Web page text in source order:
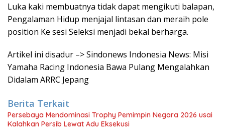
Luka kaki membuatnya tidak dapat mengikuti balapan,
Pengalaman Hidup menjajal lintasan dan meraih pole
position Ke sesi Seleksi menjadi bekal berharga.
Artikel ini disadur –> Sindonews Indonesia News: Misi
Yamaha Racing Indonesia Bawa Pulang Mengalahkan
Didalam ARRC Jepang
Berita Terkait
Persebaya Mendominasi Trophy Pemimpin Negara 2026 usai
Kalahkan Persib Lewat Adu Eksekusi